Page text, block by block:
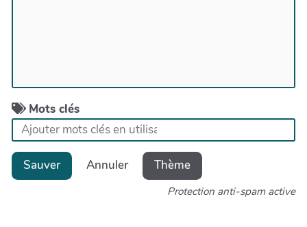
Mots clés
Sauver Annuler Thème
Protection anti-spam active